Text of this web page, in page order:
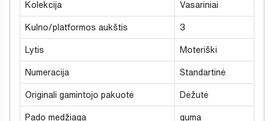
Kolekcija Vasariniai
Kulno/platformos aukštis 3
Lytis Moteriški
Numeracija Standartinė
Originali gamintojo pakuotė Dėžutė
Pado medžiaga guma